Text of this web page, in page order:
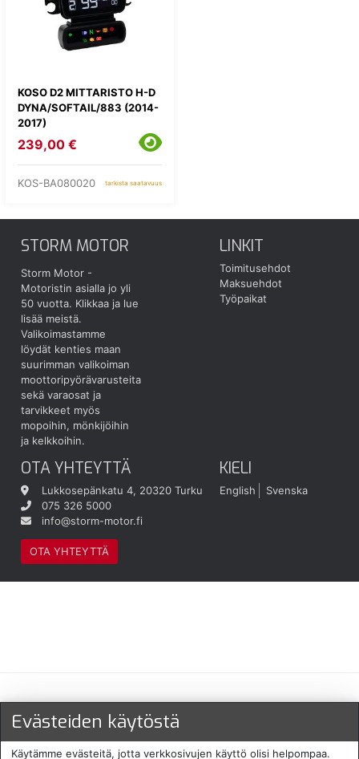
KOSO D2 MITTARISTO H-D
DYNA/SOFTAIL/883 (2014-
2017)
239,00 €
KOS-BA080020 tarkista saatavuus
STORM MOTOR
Storm Motor -
Motoristin asialla jo yli
50 vuotta. Klikkaa ja lue
lisää meistä.
Valikoimastamme
löydät kenties maan
suurimman valikoiman
moottoripyörävarusteita
sekä varaosat ja
tarvikkeet myös
mopoihin, mönkijöihin
ja kelkkoihin.
LINKIT
Toimitusehdot
Maksuehdot
Työpaikat
OTA YHTEYTTÄ
Lukkosepänkatu 4, 20320 Turku
075 326 5000
info@storm-motor.fi
OTA YHTEYTTÄ
KIELI
English Svenska
Maksu- ja toimitustavat
Evästeiden käytöstä
Käytämme evästeitä, jotta verkkosivujen käyttö olisi helpompaa.